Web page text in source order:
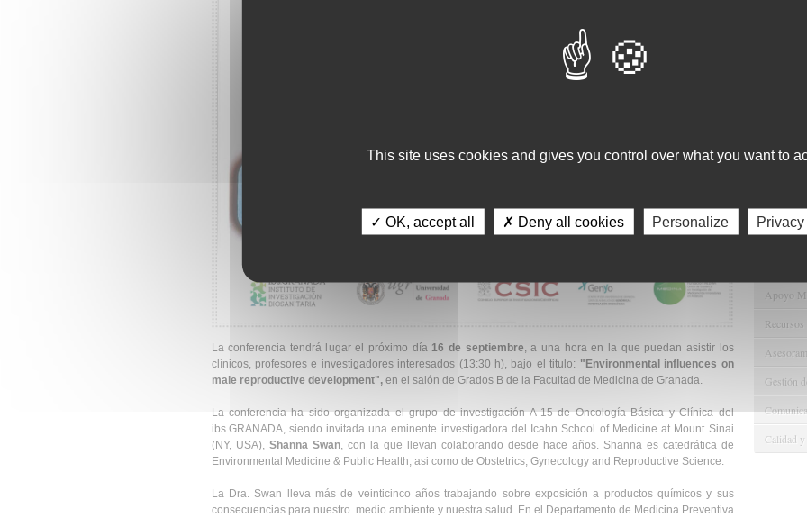
La conferencia tendrá lugar el próximo día 16 de septiembre, a una hora en la que puedan asistir los
clínicos, profesores e investigadores interesados (13:30 h), bajo el titulo: "Environmental influences on
male reproductive development",en el salón de Grados B de la Facultad de Medicina de Granada.
La conferencia ha sido organizada el grupo de investigación A-15 de Oncología Básica y Clínica del
ibs.GRANADA, siendo invitada una eminente investigadora del Icahn School of Medicine at Mount Sinai
(NY, USA), Shanna Swan, con la que llevan colaborando desde hace años. Shanna es catedrática de
Environmental Medicine & Public Health, asi como de Obstetrics, Gynecology and Reproductive Science.
La Dra. Swan lleva más de veinticinco años trabajando sobre exposición a productos químicos y sus
consecuencias para nuestro medio ambiente y nuestra salud. En el Departamento de Medicina Preventiva
Consulta
Gestión
Gestión
Apoyo
Gestión
Calidad
This site uses cookies and gives you control over what you want to
✓ OK, accept all ✗ Deny all cookies Personalize